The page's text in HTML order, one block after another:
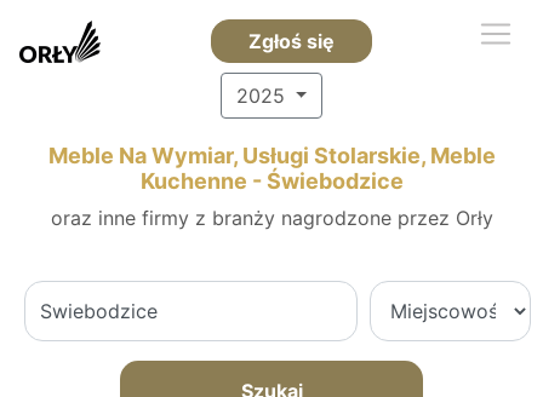
Zgłoś się
2025
Meble Na Wymiar, Usługi Stolarskie, Meble
Kuchenne - Świebodzice
oraz inne firmy z branży nagrodzone przez Orły
Szukaj